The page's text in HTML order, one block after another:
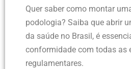
Quer saber como montar
podologia? Saiba que abrir
da saúde no Brasil, é
conformidade com todas as
regulamentares.